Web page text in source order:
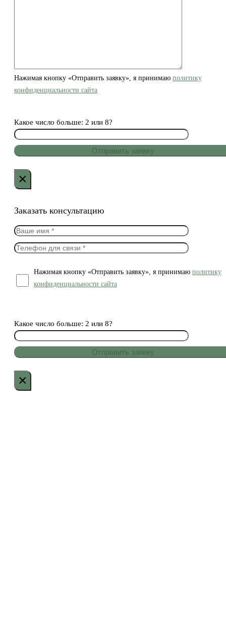
Нажимая кнопку «Отправить заявку», я принимаю политику
конфиденциальности сайта
Какое число больше: 2 или 8?
×
Заказать консультацию
Нажимая кнопку «Отправить заявку», я принимаю политику
конфиденциальности сайта
Какое число больше: 2 или 8?
×